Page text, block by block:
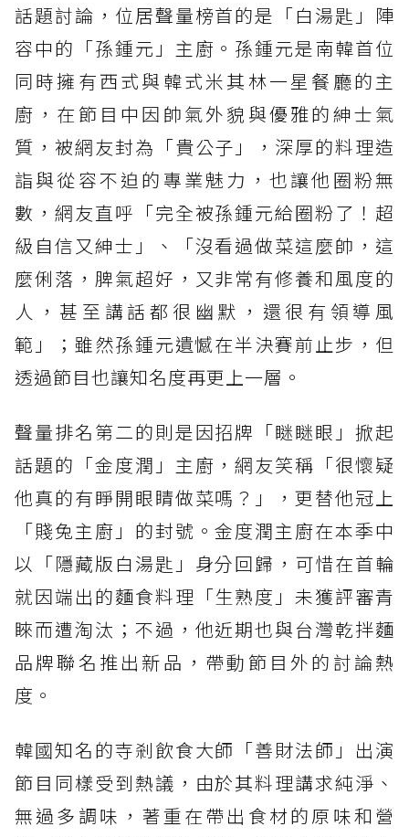
話題討論，位居聲量榜首的是「白湯匙」陣
容中的「孫鍾元」主廚。孫鍾元是南韓首位
同時擁有西式與韓式米其林一星餐廳的主
廚，在節目中因帥氣外貌與優雅的紳士氣
質，被網友封為「貴公子」，深厚的料理造
詣與從容不迫的專業魅力，也讓他圈粉無
數，網友直呼「完全被孫鍾元給圈粉了！超
級自信又紳士」、「沒看過做菜這麼帥，這
麼俐落，脾氣超好，又非常有修養和風度的
人，甚至講話都很幽默，還很有領導風
範」；雖然孫鍾元遺憾在半決賽前止步，但
透過節目也讓知名度再更上一層。
聲量排名第二的則是因招牌「瞇瞇眼」掀起
話題的「金度潤」主廚，網友笑稱「很懷疑
他真的有睜開眼睛做菜嗎？」，更替他冠上
「賤兔主廚」的封號。金度潤主廚在本季中
以「隱藏版白湯匙」身分回歸，可惜在首輪
就因端出的麵食料理「生熟度」未獲評審青
睞而遭淘汰；不過，他近期也與台灣乾拌麵
品牌聯名推出新品，帶動節目外的討論熱
度。
韓國知名的寺剎飲食大師「善財法師」出演
節目同樣受到熱議，由於其料理講求純淨、
無過多調味，著重在帶出食材的原味和營